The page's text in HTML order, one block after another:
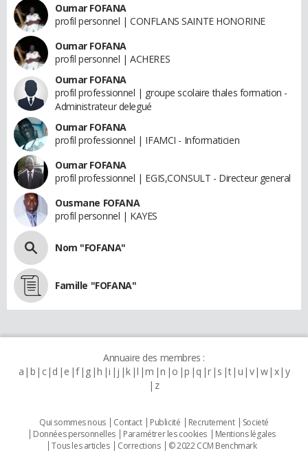
Oumar FOFANA
profil personnel | CONFLANS SAINTE HONORINE
Oumar FOFANA
profil personnel | ACHERES
Oumar FOFANA
profil professionnel | groupe scolaire thales formation -
Administrateur delegué
Oumar FOFANA
profil professionnel | IFAMCI - Informaticien
Oumar FOFANA
profil professionnel | EGIS,CONSULT - Directeur general
Ousmane FOFANA
profil personnel | KAYES
Nom "FOFANA"
Famille "FOFANA"
Annuaire des membres :
a b c d e f g h i j k l m n o p q r s t u v w x y
z
Qui sommes nous Contact Publicité Recrutement
Societé
Données personnelles
Paramétrer les cookies
Mentions légales
Tous les articles
Corrections © 2022 CCM Benchmark